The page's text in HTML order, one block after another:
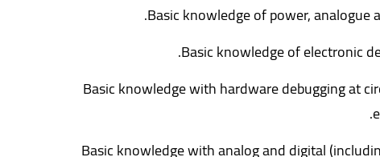
Basic knowledge of power, analogue
Basic knowledge of electronic
Basic knowledge with hardware debugging at
Basic knowledge with analog and digital